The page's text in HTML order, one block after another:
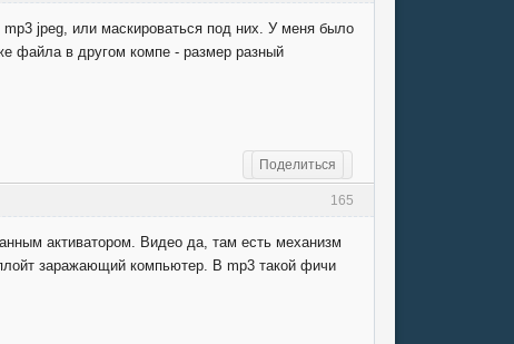
jpeg, или маскироваться под них. У меня было
файла в другом компе - размер разный
Поделиться
165
активатором. Видео да, там есть механизм
заражающий компьютер. В mp3 такой фичи